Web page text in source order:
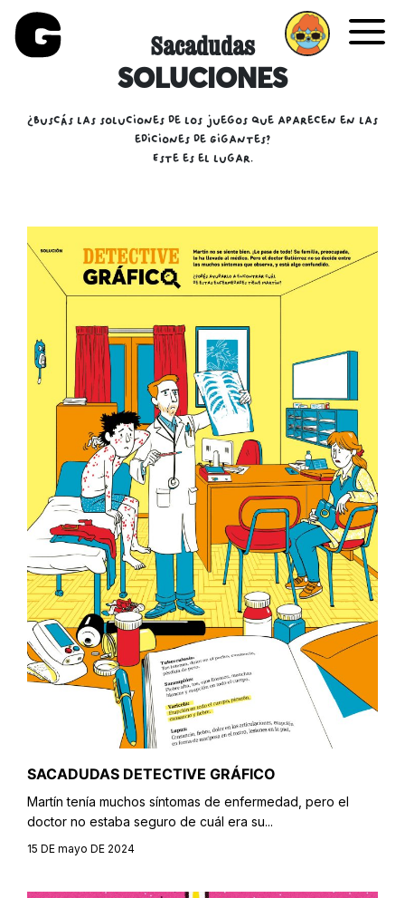
Sacadudas
SOLUCIONES
¿Buscás las soluciones de los juegos que aparecen en las
ediciones de Gigantes?
Este es el lugar.
SACADUDAS DETECTIVE GRÁFICO
Martín tenía muchos síntomas de enfermedad, pero el
doctor no estaba seguro de cuál era su...
15 DE mayo DE 2024